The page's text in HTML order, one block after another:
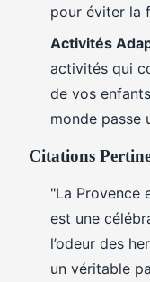
pour éviter la
Activités
activités qui
de vos
monde passe
Citations
"La Provence
est une
l’odeur des
un véritable